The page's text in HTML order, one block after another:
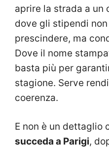
aprire la strada a un
dove gli stipendi
prescindere, ma
Dove il nome
basta più per
stagione. Serve
coerenza.
E non è un dettaglio
succeda a Parigi,